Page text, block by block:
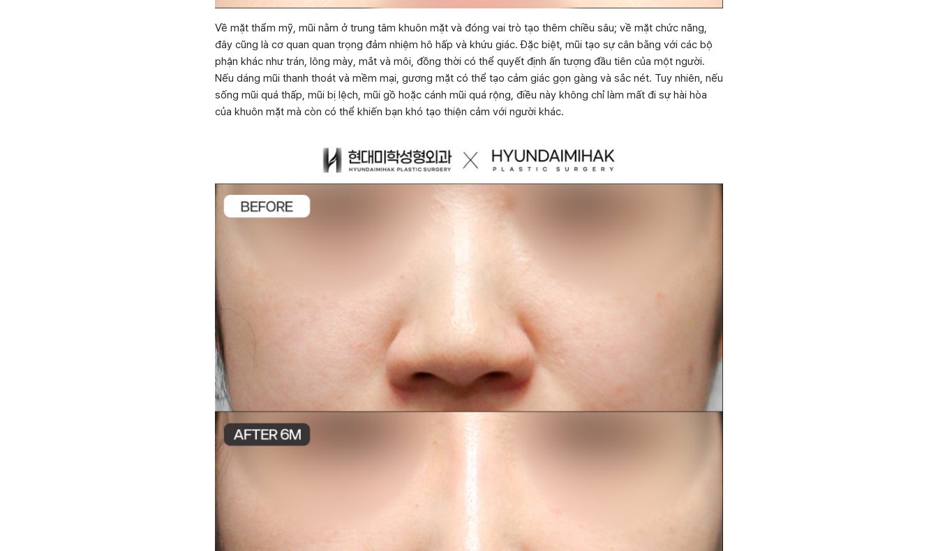
Về mặt thẩm mỹ, mũi nằm ở trung tâm khuôn mặt và đóng vai trò tạo thêm chiều sâu; về mặt chức năng,
đây cũng là cơ quan quan trọng đảm nhiệm hô hấp và khứu giác. Đặc biệt, mũi tạo sự cân bằng với các bộ
phận khác như trán, lông mày, mắt và môi, đồng thời có thể quyết định ấn tượng đầu tiên của một người.
Nếu dáng mũi thanh thoát và mềm mại, gương mặt có thể tạo cảm giác gọn gàng và sắc nét. Tuy nhiên, nếu
sống mũi quá thấp, mũi bị lệch, mũi gồ hoặc cánh mũi quá rộng, điều này không chỉ làm mất đi sự hài hòa
của khuôn mặt mà còn có thể khiến bạn khó tạo thiện cảm với người khác.